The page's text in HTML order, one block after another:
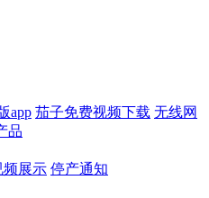
app 茄子免费视频下载 无线网
品
频展示 停产通知